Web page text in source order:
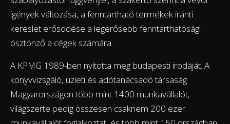
igények változása, a fenntartható termékek iránti
kereslet erősödése a legerősebb fenntarthatósági
ösztönző a cégek számára.
A KPMG 1989-ben nyitotta meg budapesti irodáját. A
könyvvizsgáló, üzleti és adótanácsadó társaság
Magyarországon több mint 1400 munkavállalót,
világszerte pedig összesen csaknem 200 ezer